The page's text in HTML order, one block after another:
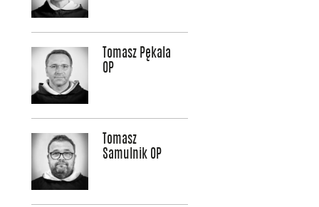
Tomasz Pękala
OP
Tomasz
Samulnik OP